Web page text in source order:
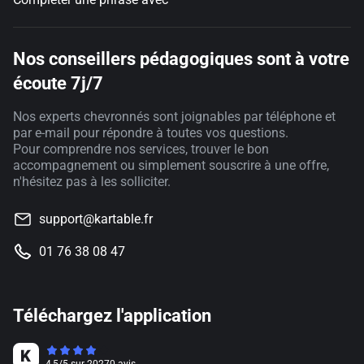
Nos conseillers pédagogiques sont à votre
écoute 7j/7
Nos experts chevronnés sont joignables par téléphone et
par e-mail pour répondre à toutes vos questions.
Pour comprendre nos services, trouver le bon
accompagnement ou simplement souscrire à une offre,
n'hésitez pas à les solliciter.
support@kartable.fr
01 76 38 08 47
Téléchargez l'application